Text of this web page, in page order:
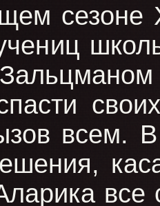
сезоне
всем.
все